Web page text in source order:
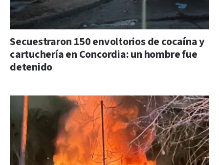
Secuestraron 150 envoltorios de cocaína y
cartuchería en Concordia: un hombre fue
detenido